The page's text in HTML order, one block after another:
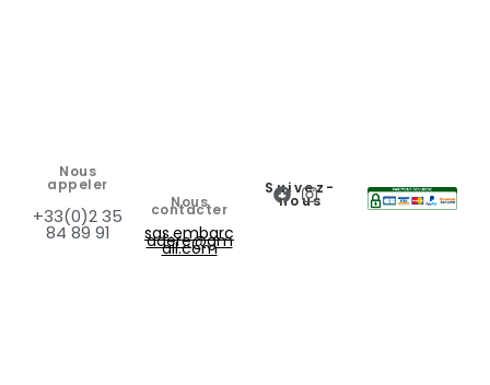
Nous
appeler
+33(0)2 35
84 89 91
Nous
contacter
sas.embarc
adere@gm
ail.com
Suivez-
nous